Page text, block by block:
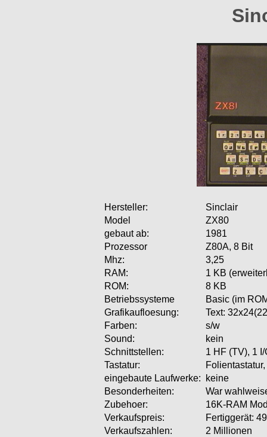
Hersteller:
Sinclair
Model
ZX80
gebaut ab:
1981
Prozessor
Z80A, 8 Bit
Mhz:
3,25
RAM:
1 KB
ROM:
8 KB
Betriebssysteme
Basic (im
Grafikaufloesung:
Text:
Farben:
s/w
Sound:
kein
Schnittstellen:
1 HF (TV), 1
Tastatur:
eingebaute Laufwerke:
keine
Besonderheiten:
War
Zubehoer:
16K-RAM
Verkaufspreis:
Fertiggerät:
Verkaufszahlen:
2 Millionen